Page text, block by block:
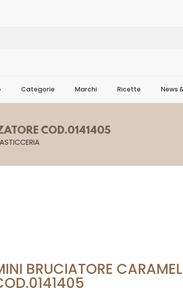
Categorie Marchi Ricette News
COD.0141405
BRUCIATORE